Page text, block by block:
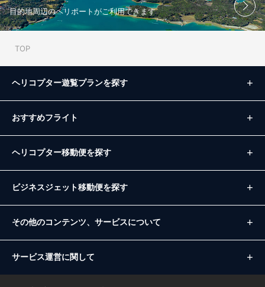
目的地周辺のヘリポートがご利用できます
TOP
ヘリコプター遊覧プランを探す
おすすめフライト
ヘリコプター移動便を探す
ビジネスジェット移動便を探す
その他のコンテンツ、サービスについて
サービス運営に関して